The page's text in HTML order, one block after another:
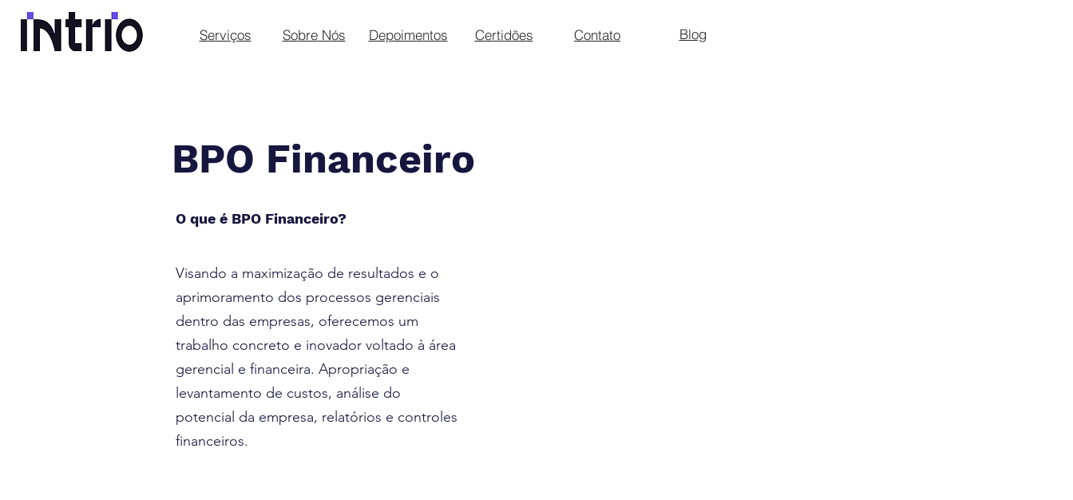
Serviços Sobre Nós Depoimentos Certidões Blog
Contato
BPO Financeiro
O que é BPO Financeiro?
Visando a maximização de resultados e o
aprimoramento dos processos gerenciais
dentro das empresas, oferecemos um
trabalho concreto e inovador voltado à área
gerencial e financeira. Apropriação e
levantamento de custos, análise do
potencial da empresa, relatórios e controles
financeiros.